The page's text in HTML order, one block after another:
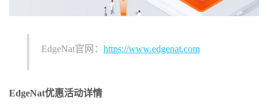
EdgeNat官网： https://www.edgenat.com
EdgeNat优惠活动详情